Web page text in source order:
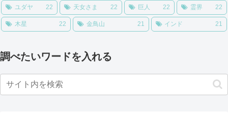
ユダヤ 22 天女さま 22 巨人 22 霊界 22
木星 22 金鳥山 21 インド 21
調べたいワードを入れる